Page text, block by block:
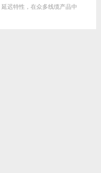
延迟特性，在众多线缆产品中